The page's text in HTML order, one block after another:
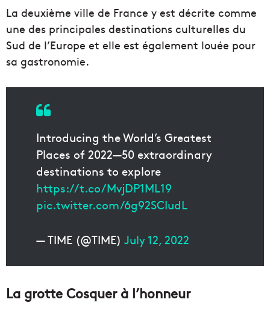
La deuxième ville de France y est décrite comme
une des principales destinations culturelles du
Sud de l’Europe et elle est également louée pour
sa gastronomie.
Introducing the World’s Greatest
Places of 2022—50 extraordinary
destinations to explore
https://t.co/MvjDP1ML19
pic.twitter.com/6g92SCIudL
— TIME (@TIME) July 12, 2022
La grotte Cosquer à l’honneur